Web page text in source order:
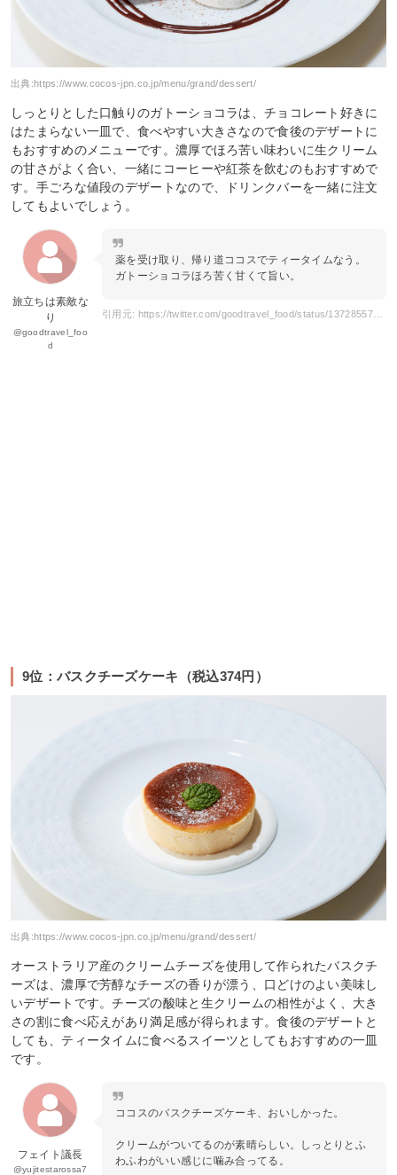
出典:https://www.cocos-jpn.co.jp/menu/grand/dessert/
しっとりとした口触りのガトーショコラは、チョコレート好きに
はたまらない一皿で、食べやすい大きさなので食後のデザートに
もおすすめのメニューです。濃厚でほろ苦い味わいに生クリーム
の甘さがよく合い、一緒にコーヒーや紅茶を飲むのもおすすめで
す。手ごろな値段のデザートなので、ドリンクバーを一緒に注文
してもよいでしょう。
旅立ちは素敵な
り
@goodtravel_foo
d
薬を受け取り、帰り道ココスでティータイムなう。
ガトーショコラほろ苦く甘くて旨い。
引用元: https://twitter.com/goodtravel_food/status/1372855763140374529
9位：バスクチーズケーキ（税込374円）
出典:https://www.cocos-jpn.co.jp/menu/grand/dessert/
オーストラリア産のクリームチーズを使用して作られたバスクチ
ーズは、濃厚で芳醇なチーズの香りが漂う、口どけのよい美味し
いデザートです。チーズの酸味と生クリームの相性がよく、大き
さの割に食べ応えがあり満足感が得られます。食後のデザートと
しても、ティータイムに食べるスイーツとしてもおすすめの一皿
です。
フェイト議長
@yujitestarossa7
ココスのバスクチーズケーキ、おいしかった。
クリームがついてるのが素晴らしい。しっとりとふ
わふわがいい感じに噛み合ってる。